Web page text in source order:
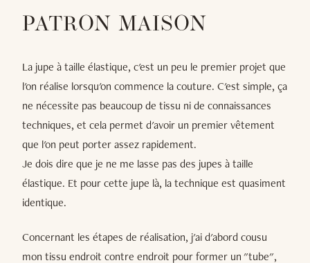
PATRON MAISON
La jupe à taille élastique, c'est un peu le premier projet que
l'on réalise lorsqu'on commence la couture. C'est simple, ça
ne nécessite pas beaucoup de tissu ni de connaissances
techniques, et cela permet d'avoir un premier vêtement
que l'on peut porter assez rapidement.
Je dois dire que je ne me lasse pas des jupes à taille
élastique. Et pour cette jupe là, la technique est quasiment
identique.
Concernant les étapes de réalisation, j'ai d'abord cousu
mon tissu endroit contre endroit pour former un "tube",